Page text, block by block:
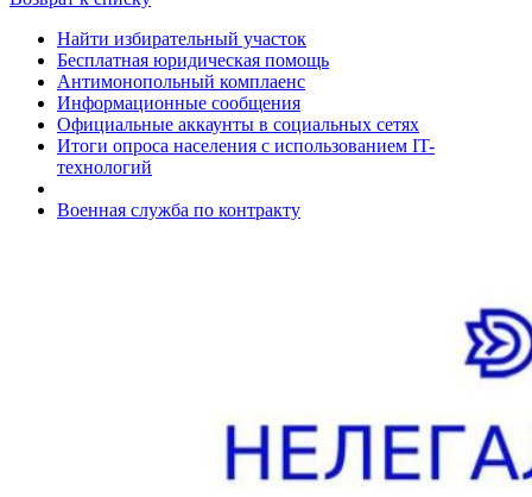
Найти избирательный участок
Бесплатная юридическая помощь
Антимонопольный комплаенс
Информационные сообщения
Официальные аккаунты в социальных сетях
Итоги опроса населения с использованием IT-
технологий
Военная служба по контракту